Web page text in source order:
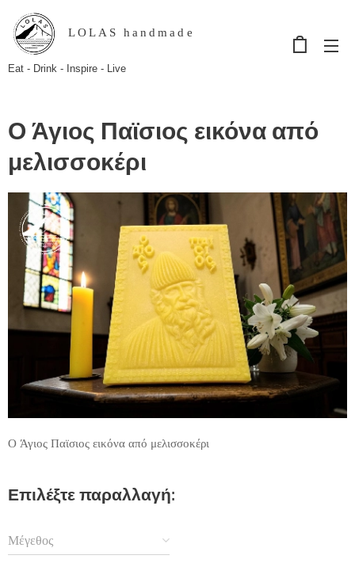
LOLAS handmade
Eat - Drink - Inspire - Live
Ο Άγιος Παϊσιος εικόνα από
μελισσοκέρι
Ο Άγιος Παϊσιος εικόνα από μελισσοκέρι
Επιλέξτε παραλλαγή:
Μέγεθος